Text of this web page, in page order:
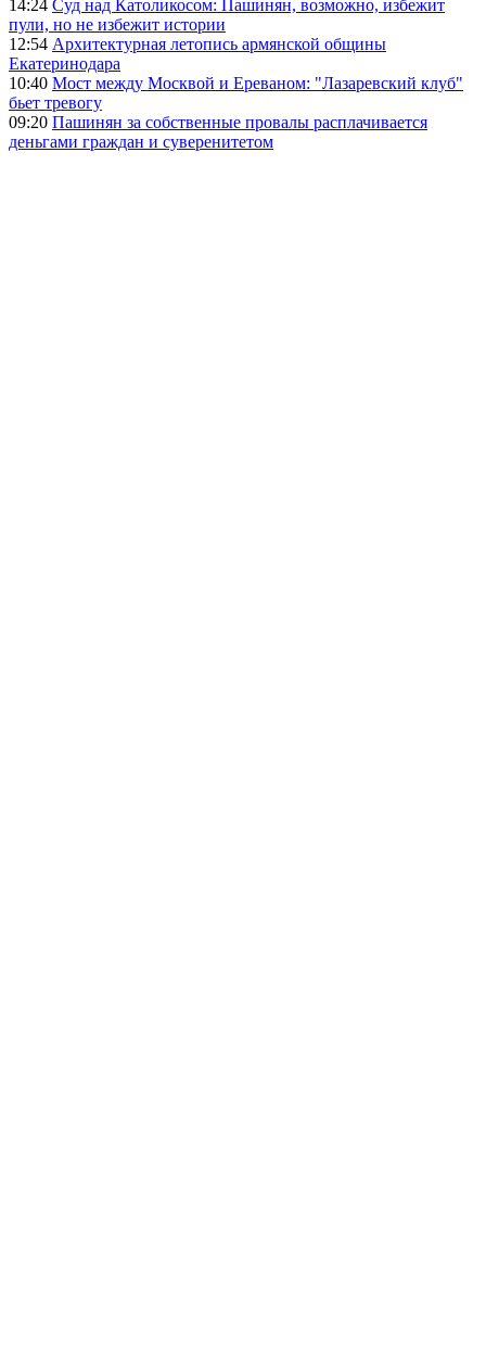
14:24 Суд над Католикосом: Пашинян, возможно, избежит
пули, но не избежит истории
12:54 Архитектурная летопись армянской общины
Екатеринодара
10:40 Мост между Москвой и Ереваном: "Лазаревский клуб"
бьет тревогу
09:20 Пашинян за собственные провалы расплачивается
деньгами граждан и суверенитетом